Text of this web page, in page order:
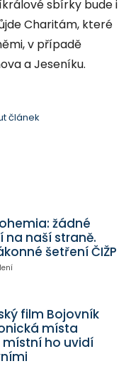
sbírky bude i
Charitám, které
v případě
a Jeseníku.
článek
žádné
na naší straně.
šetření ČIŽP
film Bojovník
místa
místní ho uvidí